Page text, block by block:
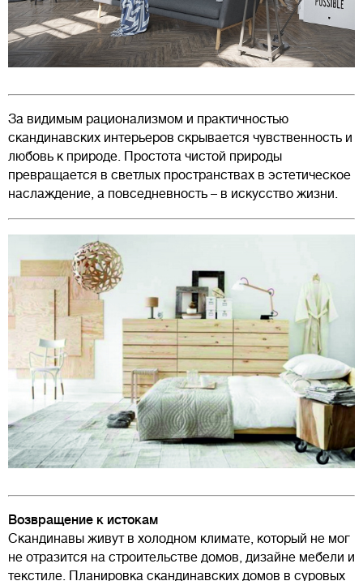
За видимым рационализмом и практичностью
скандинавских интерьеров скрывается чувственность и
любовь к природе. Простота чистой природы
превращается в светлых пространствах в эстетическое
наслаждение, а повседневность – в искусство жизни.
Возвращение к истокам
Скандинавы живут в холодном климате, который не мог
не отразится на строительстве домов, дизайне мебели и
текстиле. Планировка скандинавских домов в суровых